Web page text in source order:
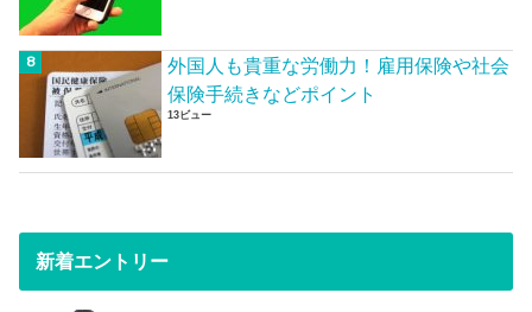
外国人も貴重な労働力！雇用保険や社会
保険手続きなどポイント
13ビュー
新着エントリー